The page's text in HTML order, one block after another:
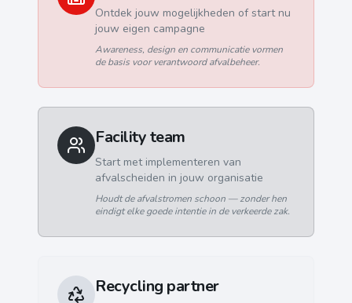
Ontdek jouw mogelijkheden of start nu
jouw eigen campagne
Awareness, design en communicatie vormen
de basis voor verantwoord afvalbeheer.
Facility team
Start met implementeren van
afvalscheiden in jouw organisatie
Houdt de afvalstromen schoon — zonder hen
eindigt elke goede intentie in de verkeerde zak.
Recycling partner